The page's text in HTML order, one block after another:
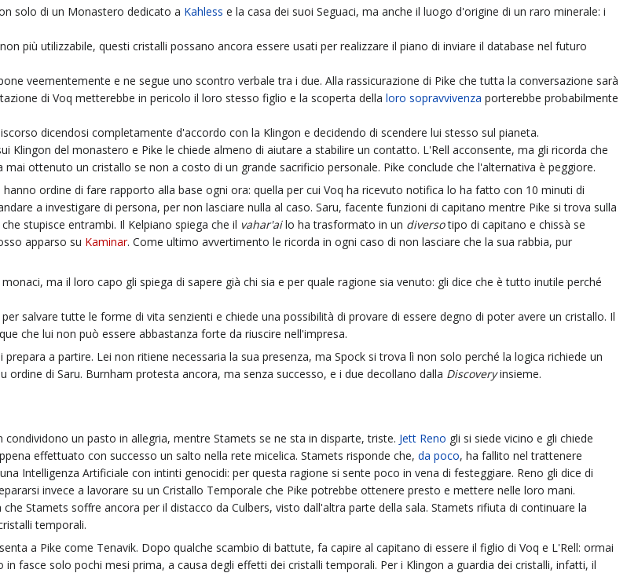
solo di un Monastero dedicato a Kahless e la casa dei suoi Seguaci, ma anche il luogo d'origine di un raro minerale: i
più utilizzabile, questi cristalli possano ancora essere usati per realizzare il piano di inviare il database nel futuro
veementemente e ne segue uno scontro verbale tra i due. Alla rassicurazione di Pike che tutta la conversazione sarà
di Voq metterebbe in pericolo il loro stesso figlio e la scoperta della loro sopravvivenza porterebbe probabilmente
dicendosi completamente d'accordo con la Klingon e decidendo di scendere lui stesso sul pianeta.
Klingon del monastero e Pike le chiede almeno di aiutare a stabilire un contatto. L'Rell acconsente, ma gli ricorda che
ottenuto un cristallo se non a costo di un grande sacrificio personale. Pike conclude che l'alternativa è peggiore.
hanno ordine di fare rapporto alla base ogni ora: quella per cui Voq ha ricevuto notifica lo ha fatto con 10 minuti di
a investigare di persona, per non lasciare nulla al caso. Saru, facente funzioni di capitano mentre Pike si trova sulla
stupisce entrambi. Il Kelpiano spiega che il vahar'ailo ha trasformato in un diversotipo di capitano e chissà se
apparso su Kaminar. Come ultimo avvertimento le ricorda in ogni caso di non lasciare che la sua rabbia, pur
ma il loro capo gli spiega di sapere già chi sia e per quale ragione sia venuto: gli dice che è tutto inutile perché
salvare tutte le forme di vita senzienti e chiede una possibilità di provare di essere degno di poter avere un cristallo. Il
che lui non può essere abbastanza forte da riuscire nell'impresa.
a partire. Lei non ritiene necessaria la sua presenza, ma Spock si trova lì non solo perché la logica richiede un
di Saru. Burnham protesta ancora, ma senza successo, e i due decollano dalla Discoveryinsieme.
un pasto in allegria, mentre Stamets se ne sta in disparte, triste. Jett Reno gli si siede vicino e gli chiede
effettuato con successo un salto nella rete micelica. Stamets risponde che, da poco, ha fallito nel trattenere
Intelligenza Artificiale con intinti genocidi: per questa ragione si sente poco in vena di festeggiare. Reno gli dice di
invece a lavorare su un Cristallo Temporale che Pike potrebbe ottenere presto e mettere nelle loro mani.
Stamets soffre ancora per il distacco da Culbers, visto dall'altra parte della sala. Stamets rifiuta di continuare la
temporali.
a Pike come Tenavik. Dopo qualche scambio di battute, fa capire al capitano di essere il figlio di Voq e L'Rell: ormai
fasce solo pochi mesi prima, a causa degli effetti dei cristalli temporali. Per i Klingon a guardia dei cristalli, infatti, il